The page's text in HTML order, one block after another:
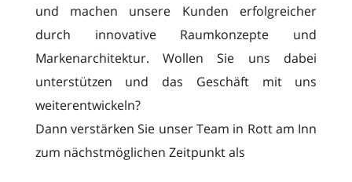
und machen unsere Kunden erfolgreicher
durch innovative Raumkonzepte und
Markenarchitektur. Wollen Sie uns dabei
unterstützen und das Geschäft mit uns
weiterentwickeln?
Dann verstärken Sie unser Team in Rott am Inn
zum nächstmöglichen Zeitpunkt als